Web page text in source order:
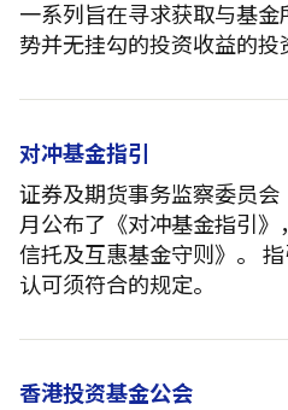
一系列旨在寻求获取与基
势并无挂勾的投资收益的投
对冲基金指引
证券及期货事务监察委员
月公布了《对冲基金指引
信托及互惠基金守则》。
认可须符合的规定。
香港投资基金公会